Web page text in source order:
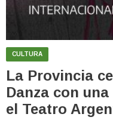
CULTURA
La Provincia
Danza con
el Teatro